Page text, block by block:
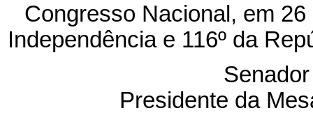
Congresso Nacional, em
Independência e 116º da
Presidente da